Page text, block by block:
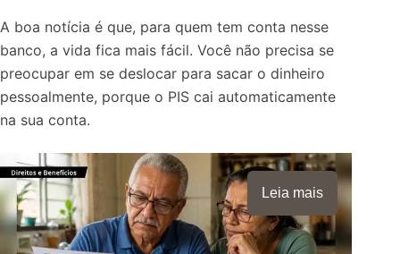
A boa notícia é que, para quem tem conta nesse
banco, a vida fica mais fácil. Você não precisa se
preocupar em se deslocar para sacar o dinheiro
pessoalmente, porque o PIS cai automaticamente
na sua conta.
Leia mais